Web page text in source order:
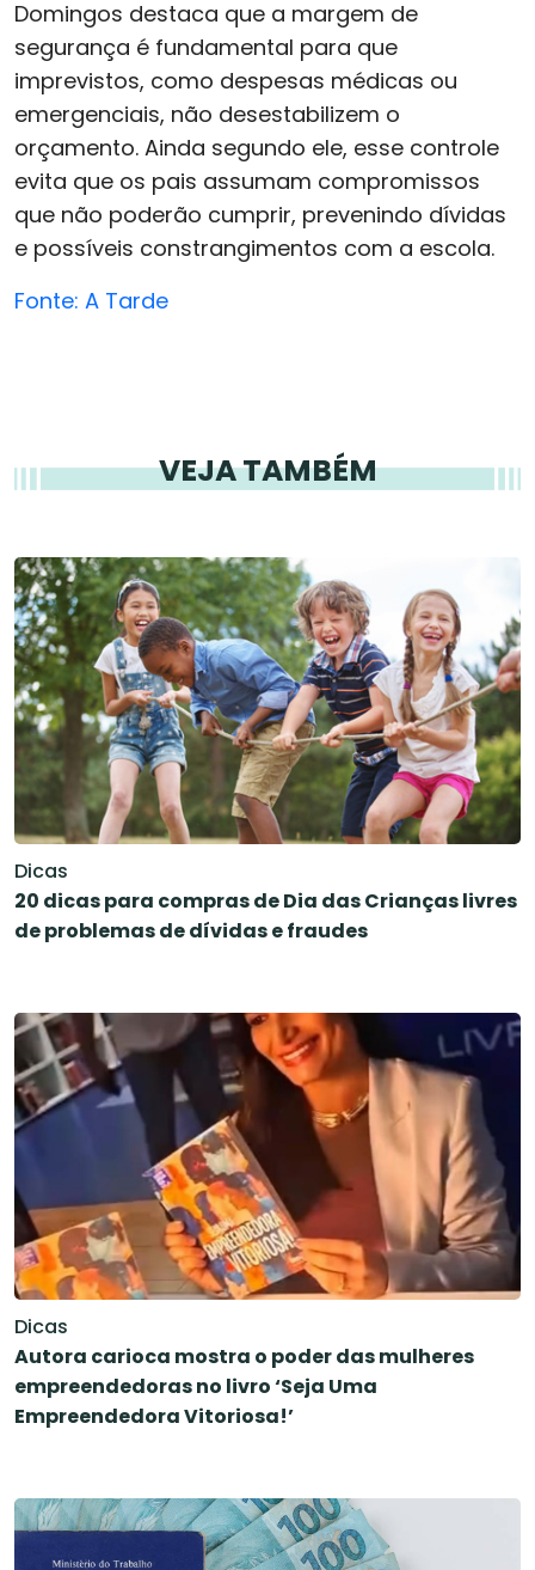
Domingos destaca que a margem de
segurança é fundamental para que
imprevistos, como despesas médicas ou
emergenciais, não desestabilizem o
orçamento. Ainda segundo ele, esse controle
evita que os pais assumam compromissos
que não poderão cumprir, prevenindo dívidas
e possíveis constrangimentos com a escola.
Fonte: A Tarde
VEJA TAMBÉM
Dicas
20 dicas para compras de Dia das Crianças livres
de problemas de dívidas e fraudes
Dicas
Autora carioca mostra o poder das mulheres
empreendedoras no livro ‘Seja Uma
Empreendedora Vitoriosa!’